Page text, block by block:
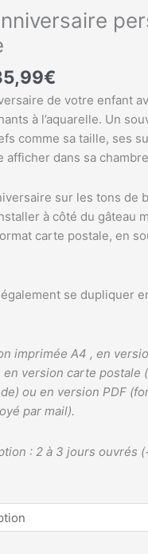
€
de
prix :
de votre enfant
à l’aquarelle. Un
comme sa taille, ses
afficher dans sa
sur les tons de
à côté du gâteau
carte postale, en
se dupliquer
imprimée A4 , en
en version carte postale
ou en version PDF
par mail).
: 2 à 3 jours ouvrés